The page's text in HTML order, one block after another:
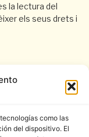
como las
del dispositivo. El
la lectura del
els seus drets i